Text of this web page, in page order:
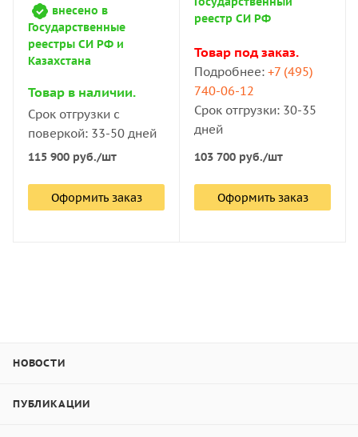
внесено в
Государственные
реестры СИ РФ и
Казахстана
Товар в наличии.
Срок отгрузки с
поверкой: 33-50 дней
115 900 руб./шт
Оформить заказ
реестр СИ РФ
Товар под заказ.
Подробнее: +7 (495)
740-06-12
Срок отгрузки: 30-35
дней
103 700 руб./шт
Оформить заказ
НОВОСТИ
ПУБЛИКАЦИИ